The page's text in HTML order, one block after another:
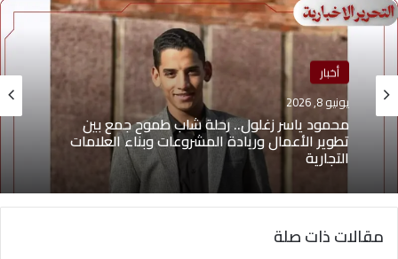
أخبار
يونيو 8, 2026
محمود ياسر زغلول.. رحلة شاب طموح جمع بين
تطوير الأعمال وريادة المشروعات وبناء العلامات
التجارية
مقالات ذات صلة